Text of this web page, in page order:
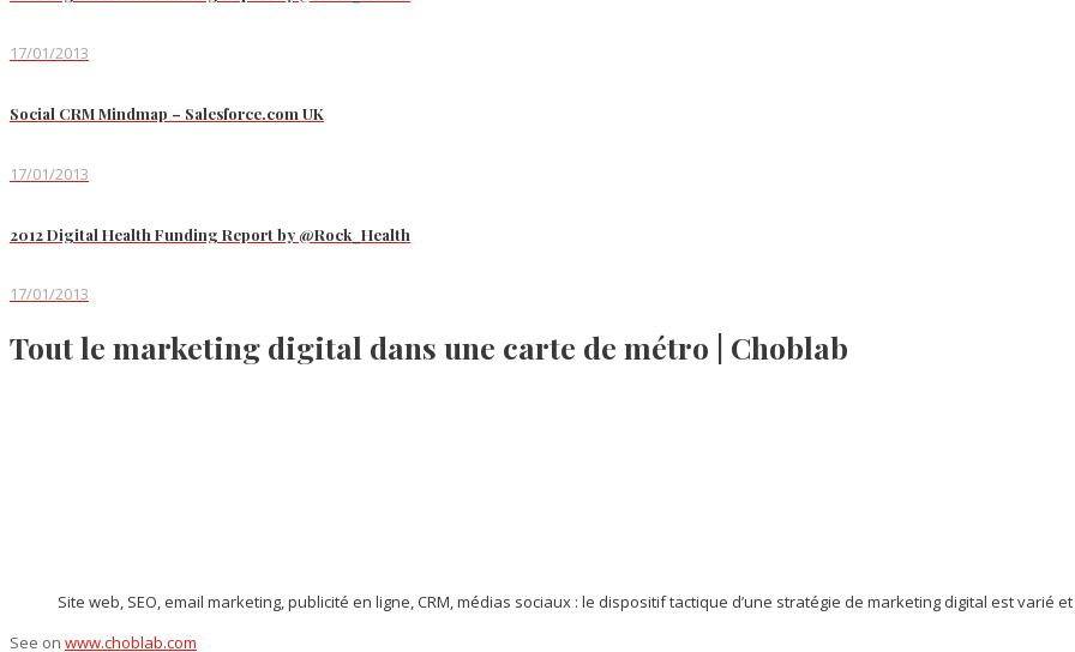
17/01/2013
Social CRM Mindmap – Salesforce.com UK
17/01/2013
2012 Digital Health Funding Report by @Rock_Health
17/01/2013
Tout le marketing digital dans une carte de métro | Choblab
Site web, SEO, email marketing, publicité en ligne, CRM, médias sociaux : le dispositif tactique d’une stratégie de marketing digital est varié
See on www.choblab.com